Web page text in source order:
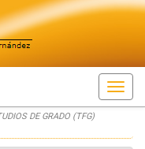
DE GRADO (TFG)